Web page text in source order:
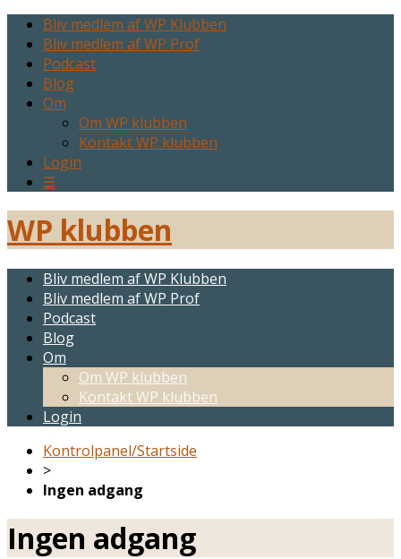
Bliv medlem af WP Klubben
Bliv medlem af WP Prof
Podcast
Blog
Om
Om WP klubben
Kontakt WP klubben
Login
☰
WP klubben
Bliv medlem af WP Klubben
Bliv medlem af WP Prof
Podcast
Blog
Om
Om WP klubben
Kontakt WP klubben
Login
Kontrolpanel/Startside
>
Ingen adgang
Ingen adgang